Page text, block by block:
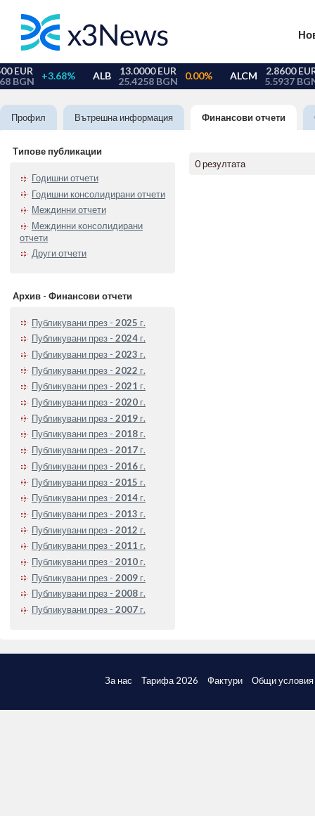
Профил Вътрешна информация Финансови отчети
Типове публикации
Годишни отчети
Годишни консолидирани отчети
Междинни отчети
Междинни консолидирани
отчети
Други отчети
Архив - Финансови отчети
Публикувани през - 2025 г.
Публикувани през - 2024 г.
Публикувани през - 2023 г.
Публикувани през - 2022 г.
Публикувани през - 2021 г.
Публикувани през - 2020 г.
Публикувани през - 2019 г.
Публикувани през - 2018 г.
Публикувани през - 2017 г.
Публикувани през - 2016 г.
Публикувани през - 2015 г.
Публикувани през - 2014 г.
Публикувани през - 2013 г.
Публикувани през - 2012 г.
Публикувани през - 2011 г.
Публикувани през - 2010 г.
Публикувани през - 2009 г.
Публикувани през - 2008 г.
Публикувани през - 2007 г.
0 резултата
За нас Тарифа 2026 Фактури Общи условия